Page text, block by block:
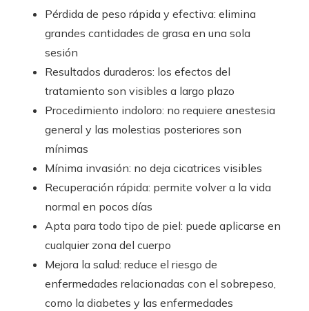
Pérdida de peso rápida y efectiva: elimina
grandes cantidades de grasa en una sola
sesión
Resultados duraderos: los efectos del
tratamiento son visibles a largo plazo
Procedimiento indoloro: no requiere anestesia
general y las molestias posteriores son
mínimas
Mínima invasión: no deja cicatrices visibles
Recuperación rápida: permite volver a la vida
normal en pocos días
Apta para todo tipo de piel: puede aplicarse en
cualquier zona del cuerpo
Mejora la salud: reduce el riesgo de
enfermedades relacionadas con el sobrepeso,
como la diabetes y las enfermedades